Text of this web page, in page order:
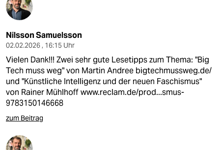
Nilsson Samuelsson
02.02.2026 , 16:15 Uhr
Vielen Dank!!! Zwei sehr gute Lesetipps zum Thema: "Big
Tech muss weg" von Martin Andree bigtechmussweg.de/
und "Künstliche Intelligenz und der neuen Faschismus"
von Rainer Mühlhoffwww.reclam.de/prod...smus-
9783150146668
zum Beitrag